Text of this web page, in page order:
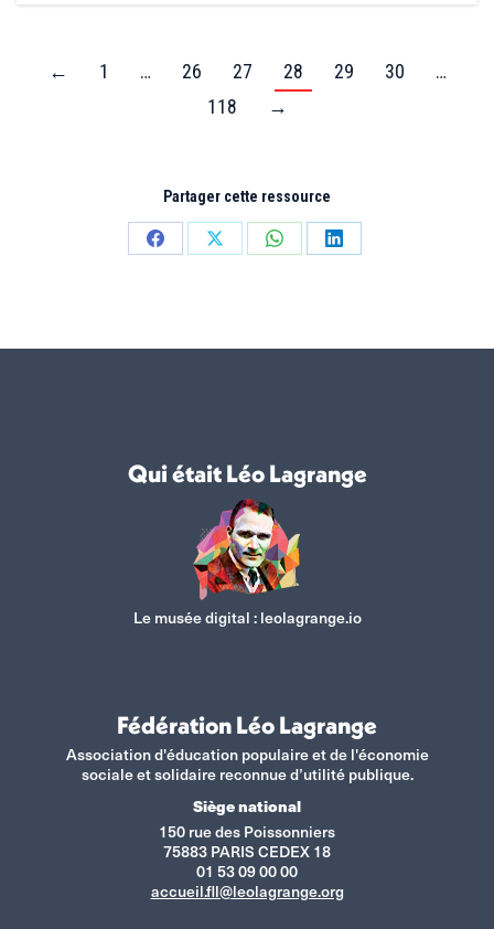
← 1 … 26 27 28 29 30
…
118
→
Partager cette ressource
PartagerPartagerPartagerPartager
Qui était Léo Lagrange
Le musée digital :leolagrange.io
Fédération Léo Lagrange
Association d'éducation populaire et de l'économie
sociale et solidaire reconnue d’utilité publique.
Siège national
150 rue des Poissonniers
75883 PARIS CEDEX 18
01 53 09 00 00
accueil.fll@leolagrange.org